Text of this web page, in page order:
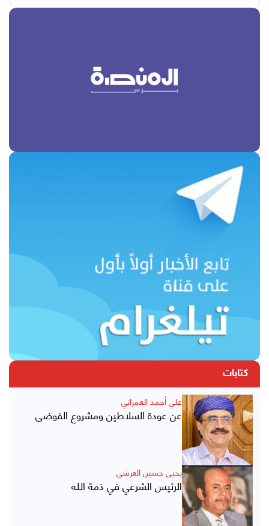
كتابات
علي أحمد العمراني
عن عودة السلاطين ومشروع الفوضى
يحيى حسين العرشي
الرئيس الشرعي في ذمة الله